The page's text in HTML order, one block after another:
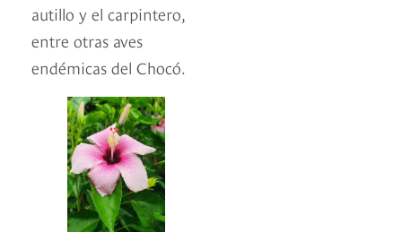
autillo y el carpintero,
entre otras aves
endémicas del Chocó.